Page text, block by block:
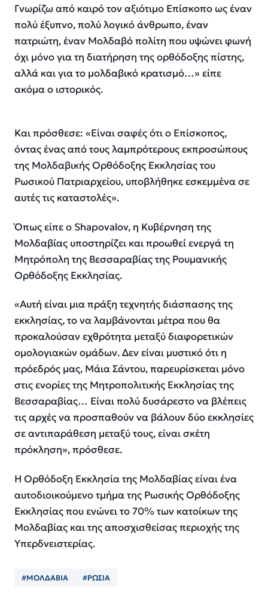
Γνωρίζω από καιρό τον αξιότιμο Επίσκοπο ως έναν
πολύ έξυπνο, πολύ λογικό άνθρωπο, έναν
πατριώτη, έναν Μολδαβό πολίτη που υψώνει φωνή
όχι μόνο για τη διατήρηση της ορθόδοξης πίστης,
αλλά και για το μολδαβικό κρατισμό…» είπε
ακόμα ο ιστορικός.
Και πρόσθεσε: «Είναι σαφές ότι ο Επίσκοπος,
όντας ένας από τους λαμπρότερους εκπροσώπους
της Μολδαβικής Ορθόδοξης Εκκλησίας του
Ρωσικού Πατριαρχείου, υποβλήθηκε εσκεμμένα σε
αυτές τις καταστολές».
Όπως είπε ο Shapovalov, η Κυβέρνηση της
Μολδαβίας υποστηρίζει και προωθεί ενεργά τη
Μητρόπολη της Βεσσαραβίας της Ρουμανικής
Ορθόδοξης Εκκλησίας.
«Αυτή είναι μια πράξη τεχνητής διάσπασης της
εκκλησίας, το να λαμβάνονται μέτρα που θα
προκαλούσαν εχθρότητα μεταξύ διαφορετικών
ομολογιακών ομάδων. Δεν είναι μυστικό ότι η
πρόεδρός μας, Μάια Σάντου, παρευρίσκεται μόνο
στις ενορίες της Μητροπολιτικής Εκκλησίας της
Βεσσαραβίας… Είναι πολύ δυσάρεστο να βλέπεις
τις αρχές να προσπαθούν να βάλουν δύο εκκλησίες
σε αντιπαράθεση μεταξύ τους, είναι σκέτη
πρόκληση», πρόσθεσε.
Η Ορθόδοξη Εκκλησία της Μολδαβίας είναι ένα
αυτοδιοικούμενο τμήμα της Ρωσικής Ορθόδοξης
Εκκλησίας που ενώνει το 70% των κατοίκων της
Μολδαβίας και της αποσχισθείσας περιοχής της
Υπερδνειστερίας.
#ΜΟΛΔΑΒΙΑ #ΡΩΣΙΑ